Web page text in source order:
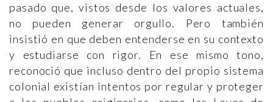
pasado que, vistos desde los valores actuales,
no pueden generar orgullo. Pero también
insistió en que deben entenderse en su contexto
y estudiarse con rigor. En ese mismo tono,
reconoció que incluso dentro del propio sistema
colonial existían intentos por regular y proteger